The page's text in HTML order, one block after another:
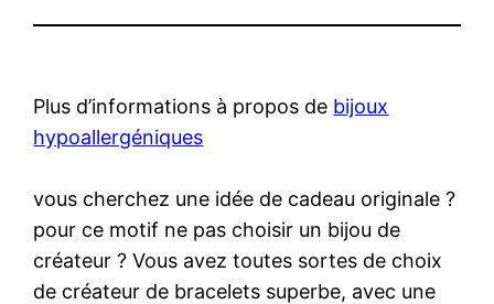
Plus d’informations à propos de bijoux
hypoallergéniques
vous cherchez une idée de cadeau originale ?
pour ce motif ne pas choisir un bijou de
créateur ? Vous avez toutes sortes de choix
de créateur de bracelets superbe, avec une